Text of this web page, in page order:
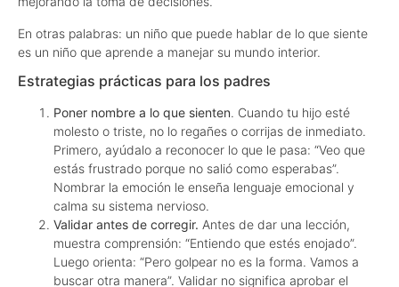
En otras palabras: un niño que puede hablar de lo que siente
es un niño que aprende a manejar su mundo interior.
Estrategias prácticas para los padres
Poner nombre a lo que sienten. Cuando tu hijo esté
molesto o triste, no lo regañes o corrijas de inmediato.
Primero, ayúdalo a reconocer lo que le pasa: “Veo que
estás frustrado porque no salió como esperabas”.
Nombrar la emoción le enseña lenguaje emocional y
calma su sistema nervioso.
Validar antes de corregir. Antes de dar una lección,
muestra comprensión: “Entiendo que estés enojado”.
Luego orienta: “Pero golpear no es la forma. Vamos a
buscar otra manera”. Validar no significa aprobar el